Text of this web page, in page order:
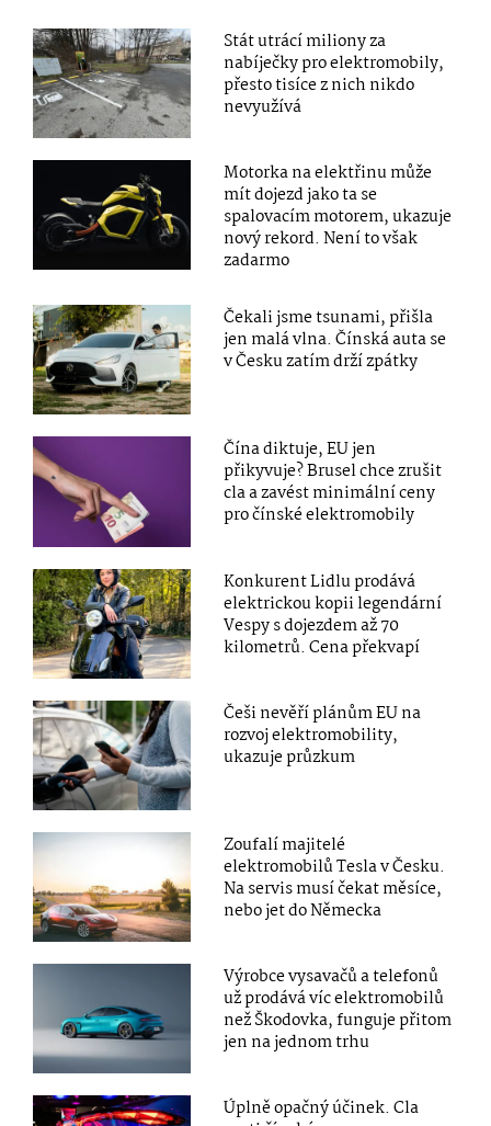
Stát utrácí miliony za
nabíječky pro elektromobily,
přesto tisíce z nich nikdo
nevyužívá
Motorka na elektřinu může
mít dojezd jako ta se
spalovacím motorem, ukazuje
nový rekord. Není to však
zadarmo
Čekali jsme tsunami, přišla
jen malá vlna. Čínská auta se
v Česku zatím drží zpátky
Čína diktuje, EU jen
přikyvuje? Brusel chce zrušit
cla a zavést minimální ceny
pro čínské elektromobily
Konkurent Lidlu prodává
elektrickou kopii legendární
Vespy s dojezdem až 70
kilometrů. Cena překvapí
Češi nevěří plánům EU na
rozvoj elektromobility,
ukazuje průzkum
Zoufalí majitelé
elektromobilů Tesla v Česku.
Na servis musí čekat měsíce,
nebo jet do Německa
Výrobce vysavačů a telefonů
už prodává víc elektromobilů
než Škodovka, funguje přitom
jen na jednom trhu
Úplně opačný účinek. Cla